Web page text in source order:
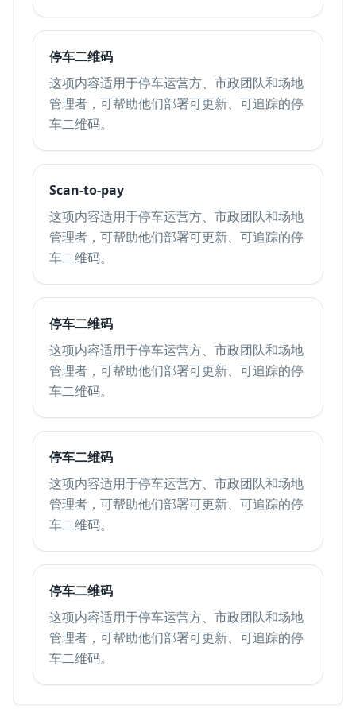
停车二维码
这项内容适用于停车运营方、市政团队和场地
管理者，可帮助他们部署可更新、可追踪的停
车二维码。
Scan-to-pay
这项内容适用于停车运营方、市政团队和场地
管理者，可帮助他们部署可更新、可追踪的停
车二维码。
停车二维码
这项内容适用于停车运营方、市政团队和场地
管理者，可帮助他们部署可更新、可追踪的停
车二维码。
停车二维码
这项内容适用于停车运营方、市政团队和场地
管理者，可帮助他们部署可更新、可追踪的停
车二维码。
停车二维码
这项内容适用于停车运营方、市政团队和场地
管理者，可帮助他们部署可更新、可追踪的停
车二维码。